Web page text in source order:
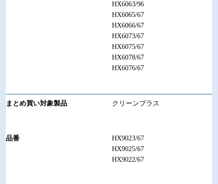
HX6063/96
HX6065/67
HX6066/67
HX6073/67
HX6075/67
HX6078/67
HX6076/67
クリーンプラス
HX9023/67
HX9025/67
HX9022/67